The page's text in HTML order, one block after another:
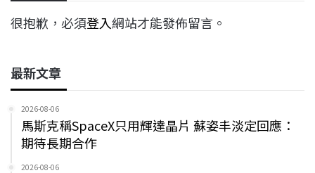
很抱歉，必須登入網站才能發佈留言。
最新文章
2026-08-06
馬斯克稱SpaceX只用輝達晶片 蘇姿丰淡定回應：
期待長期合作
2026-08-06